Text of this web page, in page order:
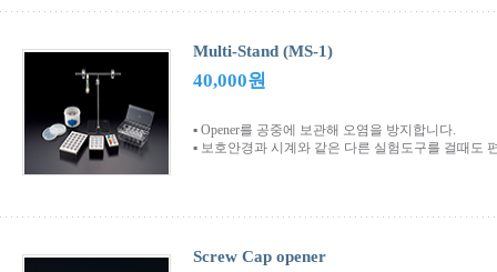
Multi-Stand (MS-1)
40,000원
▪ Opener를 공중에 보관해 오염을 방지합니다.
▪ 보호안경과 시계와 같은 다른 실험도구를 걸때도
Screw Cap opener